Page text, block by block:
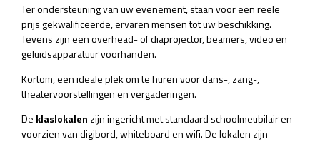
Ter ondersteuning van uw evenement, staan voor een reële
prijs gekwalificeerde, ervaren mensen tot uw beschikking.
Tevens zijn een overhead- of diaprojector, beamers, video en
geluidsapparatuur voorhanden.
Kortom, een ideale plek om te huren voor dans-, zang-,
theatervoorstellingen en vergaderingen.
De klaslokalen zijn ingericht met standaard schoolmeubilair en
voorzien van digibord, whiteboard en wifi. De lokalen zijn